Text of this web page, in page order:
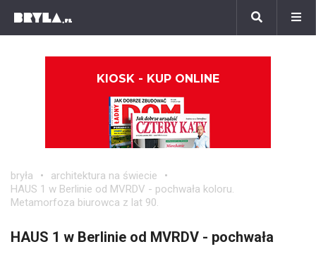
KIOSK - KUP ONLINE
bryła
architektura na świecie
HAUS 1 w Berlinie od MVRDV - pochwała koloru.
Metamorfoza biurowca z lat 90.
HAUS 1 w Berlinie od MVRDV - pochwała